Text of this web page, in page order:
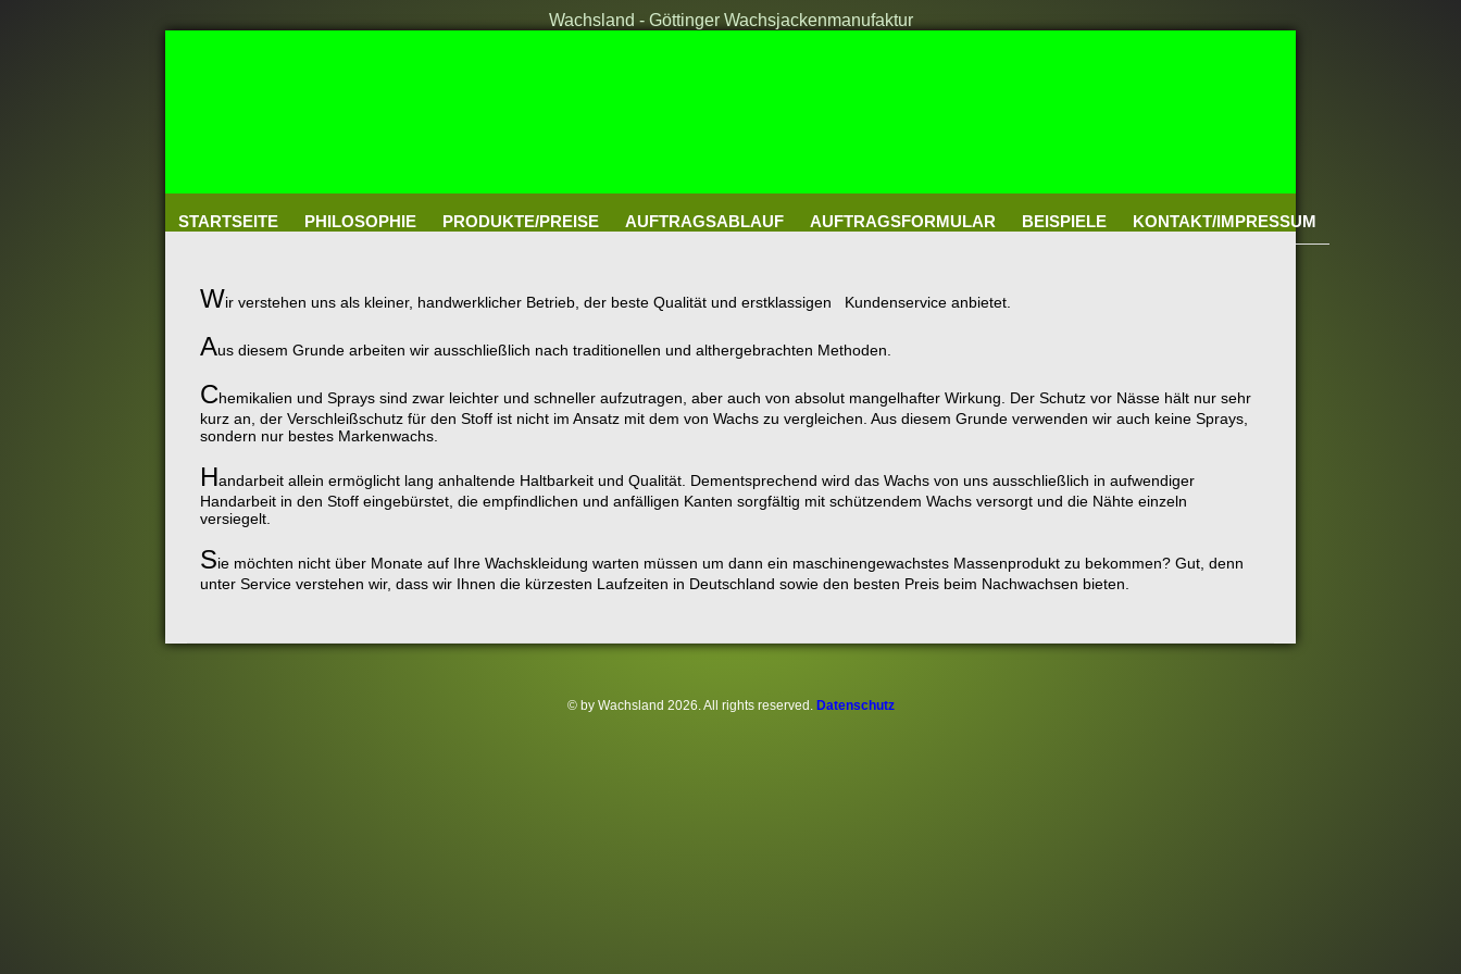
Wachsland - Göttinger Wachsjackenmanufaktur
STARTSEITE PHILOSOPHIE PRODUKTE/PREISE AUFTRAGSABLAUF AUFTRAGSFORMULAR BEISPIELE KONTAKT/IMPRESSUM
Wir verstehen uns als kleiner, handwerklicher Betrieb, der beste Qualität und erstklassigen Kundenservice anbietet.
Aus diesem Grunde arbeiten wir ausschließlich nach traditionellen und althergebrachten Methoden.
Chemikalien und Sprays sind zwar leichter und schneller aufzutragen, aber auch von absolut mangelhafter Wirkung. Der Schutz vor Nässe hält nur sehr
kurz an, der Verschleißschutz für den Stoff ist nicht im Ansatz mit dem von Wachs zu vergleichen. Aus diesem Grunde verwenden wir auch keine Sprays,
sondern nur bestes Markenwachs.
Handarbeit allein ermöglicht lang anhaltende Haltbarkeit und Qualität. Dementsprechend wird das Wachs von uns ausschließlich in aufwendiger
Handarbeit in den Stoff eingebürstet, die empfindlichen und anfälligen Kanten sorgfältig mit schützendem Wachs versorgt und die Nähte einzeln
versiegelt.
Sie möchten nicht über Monate auf Ihre Wachskleidung warten müssen um dann ein maschinengewachstes Massenprodukt zu bekommen? Gut, denn
unter Service verstehen wir, dass wir Ihnen die kürzesten Laufzeiten in Deutschland sowie den besten Preis beim Nachwachsen bieten.
© by Wachsland 2026. All rights reserved. Datenschutz